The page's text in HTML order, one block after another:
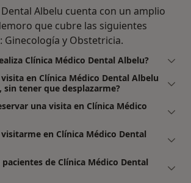
Albelu cuenta con un amplio
que cubre las siguientes
Ginecología y Obstetricia.
Clínica Médico Dental Albelu?
en Clínica Médico Dental Albelu
tener que desplazarme?
una visita en Clínica Médico
en Clínica Médico Dental
de Clínica Médico Dental